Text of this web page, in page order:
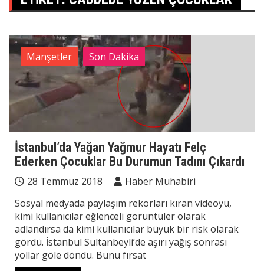
Manşetler Son Dakika
İstanbul’da Yağan Yağmur Hayatı Felç
Ederken Çocuklar Bu Durumun Tadını Çıkardı
28 Temmuz 2018
Haber Muhabiri
Sosyal medyada paylaşım rekorları kıran videoyu,
kimi kullanıcılar eğlenceli görüntüler olarak
adlandırsa da kimi kullanıcılar büyük bir risk olarak
gördü. İstanbul Sultanbeyli’de aşırı yağış sonrası
yollar göle döndü. Bunu fırsat